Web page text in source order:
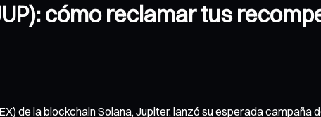
cómo reclamar tus
de la blockchain Solana, Jupiter, lanzó su esperada